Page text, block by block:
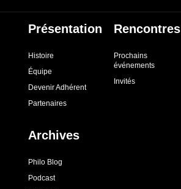
Présentation
Histoire
Équipe
Devenir Adhérent
Partenaires
Rencontres
Prochains
événements
Invités
Archives
Philo Blog
Podcast